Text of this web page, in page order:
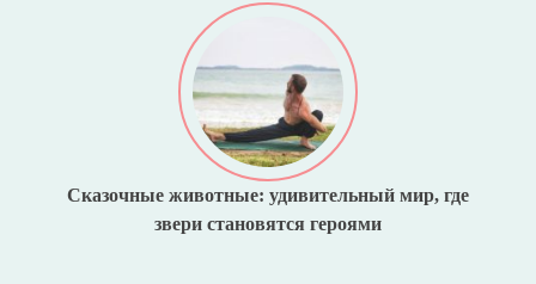
Сказочные животные: удивительный мир, где
звери становятся героями